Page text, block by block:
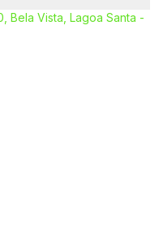
Bela Vista, Lagoa Santa -